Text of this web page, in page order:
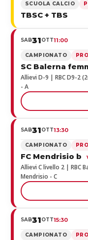
SCUOLA CALCIO
TBSC + TBS
SAB31OTT11:00
CAMPIONATO
SC Balerna
Allievi D-9 | RBC D9-2
- A
SAB31OTT13:30
CAMPIONATO
FC Mendrisio b
Allievi C livello 2 | RBC
Mendrisio - C
SAB31OTT15:30
CAMPIONATO